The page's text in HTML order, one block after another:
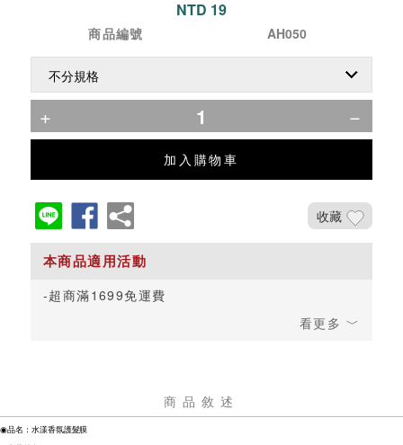
NTD 19
商品編號 AH050
加入購物車
收藏
超商滿1699免運費
商品敘述